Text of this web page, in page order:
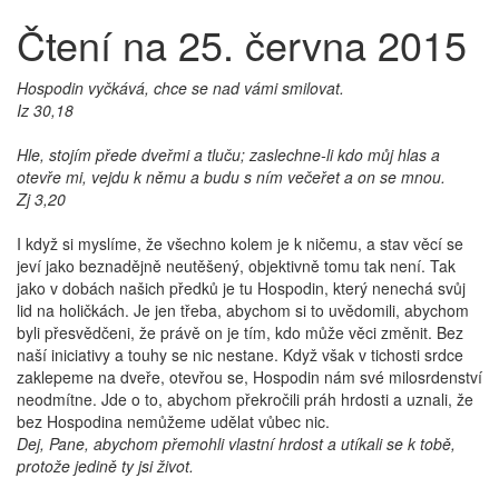
Čtení na 25. června 2015
Hospodin vyčkává, chce se nad vámi smilovat.
Iz 30,18
Hle, stojím přede dveřmi a tluču; zaslechne-li kdo můj hlas a
otevře mi, vejdu k němu a budu s ním večeřet a on se mnou.
Zj 3,20
I když si myslíme, že všechno kolem je k ničemu, a stav věcí se
jeví jako beznadějně neutěšený, objektivně tomu tak není. Tak
jako v dobách našich předků je tu Hospodin, který nenechá svůj
lid na holičkách. Je jen třeba, abychom si to uvědomili, abychom
byli přesvědčeni, že právě on je tím, kdo může věci změnit. Bez
naší iniciativy a touhy se nic nestane. Když však v tichosti srdce
zaklepeme na dveře, otevřou se, Hospodin nám své milosrdenství
neodmítne. Jde o to, abychom překročili práh hrdosti a uznali, že
bez Hospodina nemůžeme udělat vůbec nic.
Dej, Pane, abychom přemohli vlastní hrdost a utíkali se k tobě,
protože jedině ty jsi život.